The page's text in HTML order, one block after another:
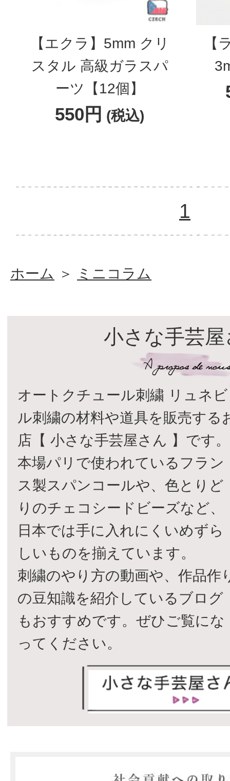
【エクラ】5mm クリ
スタル 高級ガラスパ
ーツ【12個】
550円 (税込)
【
1
ホーム ＞ ミニコラム
小さな手芸
オートクチュール刺繍 リュネビ
ル刺繍の材料や道具を販売する
店【 小さな手芸屋さん 】です。
本場パリで使われているフラン
ス製スパンコールや、色とりど
りのチェコシードビーズなど、
日本では手に入れにくいめずら
しいものを揃えています。
刺繍のやり方の動画や、作品作
の豆知識を紹介しているブログ
もおすすめです。ぜひご覧にな
ってください。